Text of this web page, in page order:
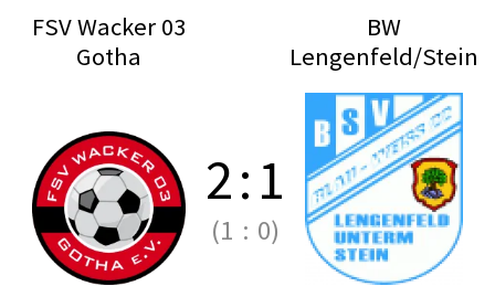
FSV Wacker 03
Gotha
BW
Lengenfeld/Stein
2:1
(1 : 0)